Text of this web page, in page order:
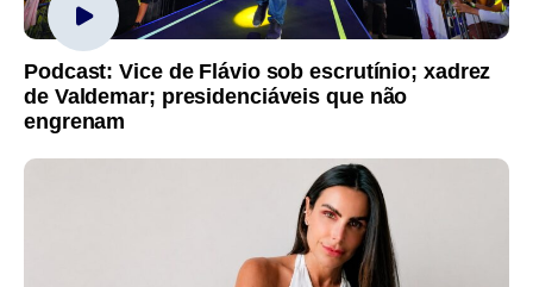
Podcast: Vice de Flávio sob escrutínio; xadrez
de Valdemar; presidenciáveis que não
engrenam